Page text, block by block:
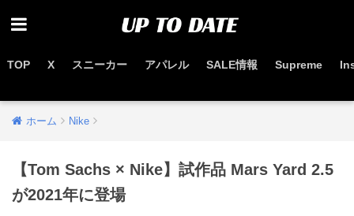
TOP X スニーカー アパレル SALE情報 Supreme
ホーム Nike
【Tom Sachs × Nike】試作品 Mars Yard 2.5
が2021年に登場